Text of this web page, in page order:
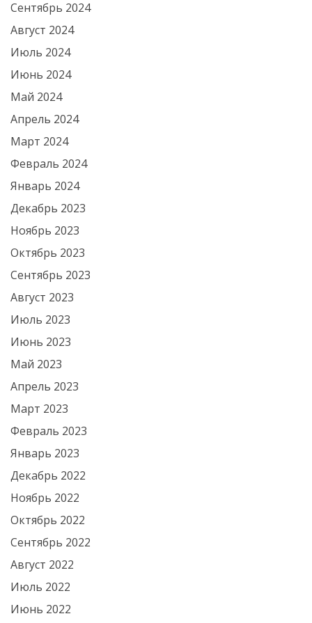
Сентябрь 2024
Август 2024
Июль 2024
Июнь 2024
Май 2024
Апрель 2024
Март 2024
Февраль 2024
Январь 2024
Декабрь 2023
Ноябрь 2023
Октябрь 2023
Сентябрь 2023
Август 2023
Июль 2023
Июнь 2023
Май 2023
Апрель 2023
Март 2023
Февраль 2023
Январь 2023
Декабрь 2022
Ноябрь 2022
Октябрь 2022
Сентябрь 2022
Август 2022
Июль 2022
Июнь 2022